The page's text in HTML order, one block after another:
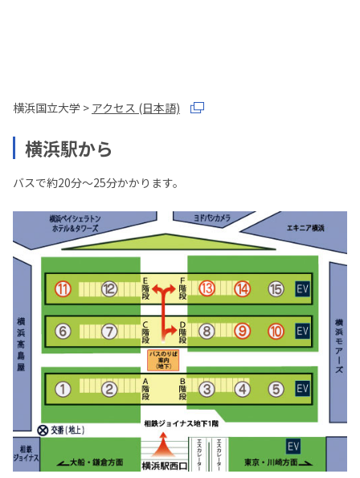
横浜国立大学 > アクセス (日本語)
横浜駅から
バスで約20分～25分かかります。